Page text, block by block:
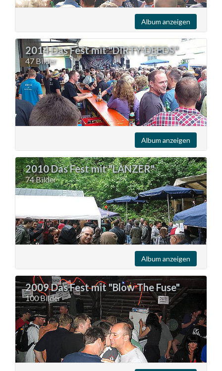
Album anzeigen
2014 Das Fest mit "DIRTY-DEEDS"
47 Bilder
Album anzeigen
2010 Das Fest mit "LANZER"
74 Bilder
Album anzeigen
2009 Das Fest mit "Blow The Fuse"
100 Bilder